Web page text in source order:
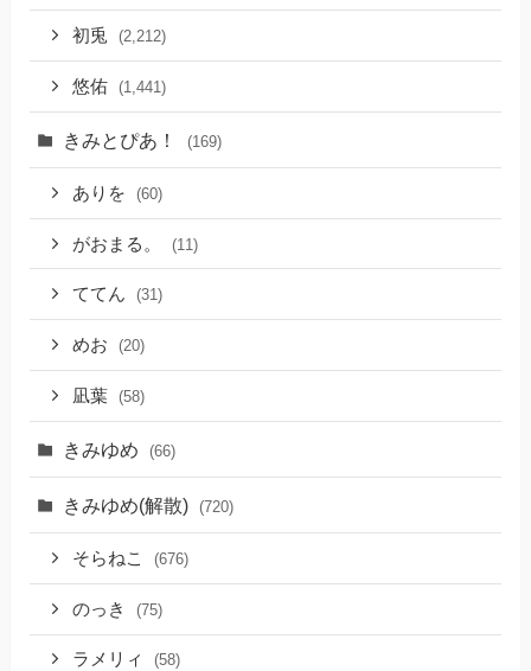
初兎 (2,212)
悠佑 (1,441)
きみとぴあ！ (169)
ありを (60)
がおまる。 (11)
ててん (31)
めお (20)
凪葉 (58)
きみゆめ (66)
きみゆめ(解散) (720)
そらねこ (676)
のっき (75)
ラメリィ (58)